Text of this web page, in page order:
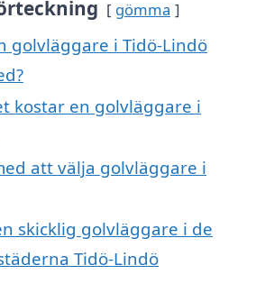
gömma
golvläggare i Tidö-Lindö
kostar en golvläggare i
att välja golvläggare i
skicklig golvläggare i de
Tidö-Lindö